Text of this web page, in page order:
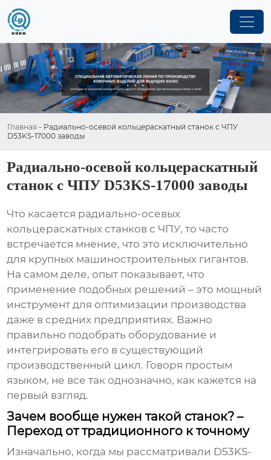
Главная - Радиально-осевой кольцераскатный станок с ЧПУ
D53KS-17000 заводы
Радиально-осевой кольцераскатный
станок с ЧПУ D53KS-17000 заводы
Что касается радиально-осевых
кольцераскатных станков с ЧПУ, то часто
встречается мнение, что это исключительно
для крупных машиностроительных гигантов.
На самом деле, опыт показывает, что
применение подобных решений – это мощный
инструмент для оптимизации производства
даже в средних предприятиях. Важно
правильно подобрать оборудование и
интегрировать его в существующий
производственный цикл. Говоря простым
языком, не все так однозначно, как кажется на
первый взгляд.
Зачем вообще нужен такой станок? –
Переход от традиционного к точному
Изначально, когда мы рассматривали D53KS-